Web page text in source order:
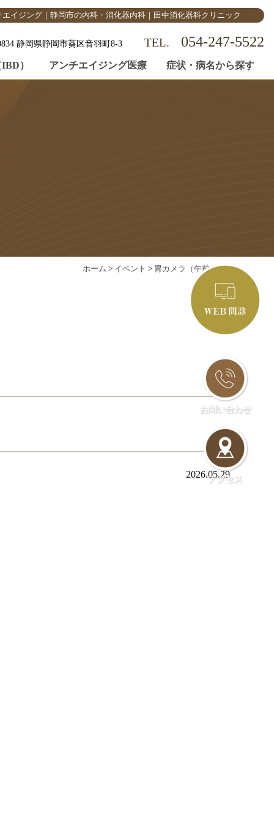
イジング｜静岡市の内科・消化器内科｜田中消化器科クリニック
静岡県静岡市葵区音羽町8-3 054-247-5522
） アンチエイジング医療 症状・病名から探す
お問い合わせ
アクセス
ホーム > イベント > 胃カメラ（午前）>×
2026.05.29